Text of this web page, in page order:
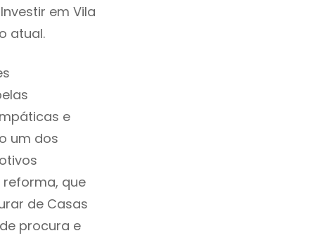
em Vila
atual.
e
um dos
que
de Casas
procura e